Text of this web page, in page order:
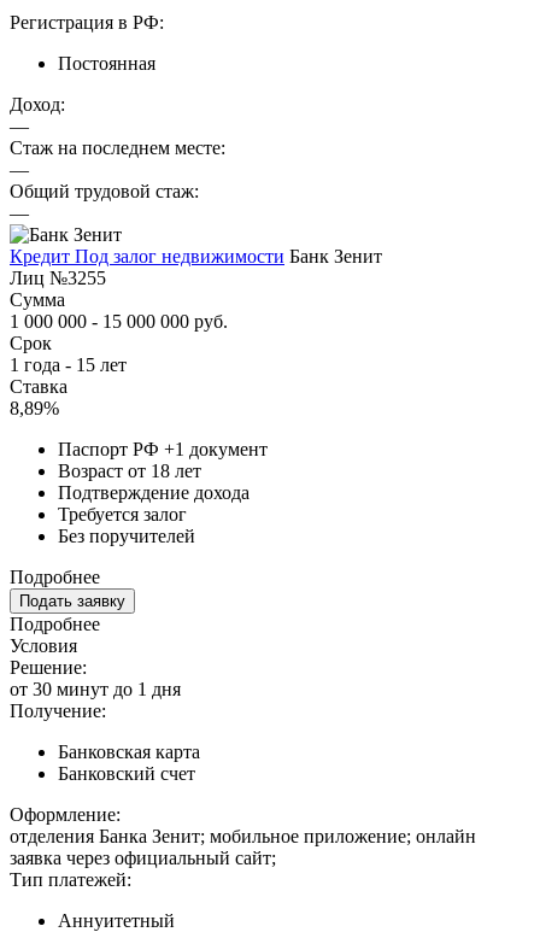
Регистрация в РФ:
Постоянная
Доход:
—
Стаж на последнем месте:
—
Общий трудовой стаж:
—
Кредит Под залог недвижимости Банк Зенит
Лиц №3255
Сумма
1 000 000 - 15 000 000 руб.
Срок
1 года - 15 лет
Ставка
8,89%
Паспорт РФ +1 документ
Возраст от 18 лет
Подтверждение дохода
Требуется залог
Без поручителей
Подробнее
Подать заявку
Подробнее
Условия
Решение:
от 30 минут до 1 дня
Получение:
Банковская карта
Банковский счет
Оформление:
отделения Банка Зенит; мобильное приложение; онлайн
заявка через официальный сайт;
Тип платежей:
Аннуитетный